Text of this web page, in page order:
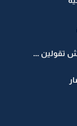
وش تقولين ...